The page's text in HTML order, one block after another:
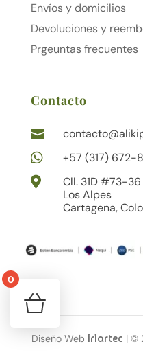
Envíos y domicilios
Devoluciones y
Prgeuntas frecuentes
Contacto


+57 (317) 672-

Cll. 31D #73-36
Los Alpes
Cartagena,
Diseño Web iriartec | ©
Volver a la tienda
0